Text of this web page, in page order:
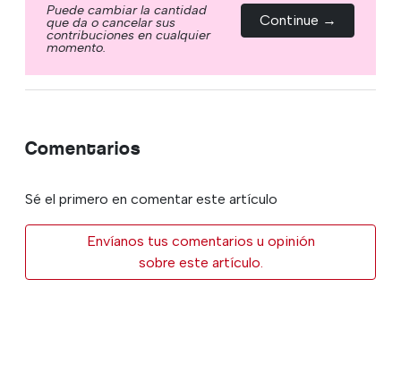
Puede cambiar la cantidad
que da o cancelar sus
contribuciones en cualquier
momento.
Continue →
Comentarios
Sé el primero en comentar este artículo
Envíanos tus comentarios u opinión
sobre este artículo.